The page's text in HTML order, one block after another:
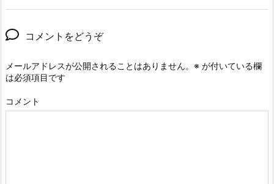
コメントをどうぞ
メールアドレスが公開されることはありません。 ※ が付いている欄
は必須項目です
コメント